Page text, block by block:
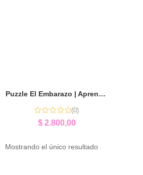
Puzzle El Embarazo | Aprender el Desarrollo de la Vida
(0)
$2.800,00
Mostrando el único resultado